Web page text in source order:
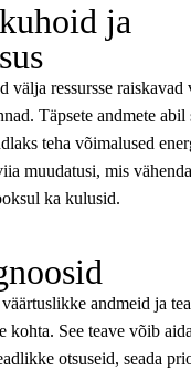
ja
välja ressursse raiskavad
Täpsete andmete abil
teha võimalused
muudatusi, mis
ka kulusid.
andmeid ja
kohta. See teave võib
otsuseid, seada